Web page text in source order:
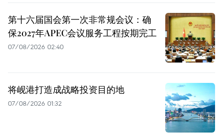
第十六届国会第一次非常规会议：确
保2027年APEC会议服务工程按期完工
07/08/2026 02:40
将岘港打造成战略投资目的地
07/08/2026 01:32